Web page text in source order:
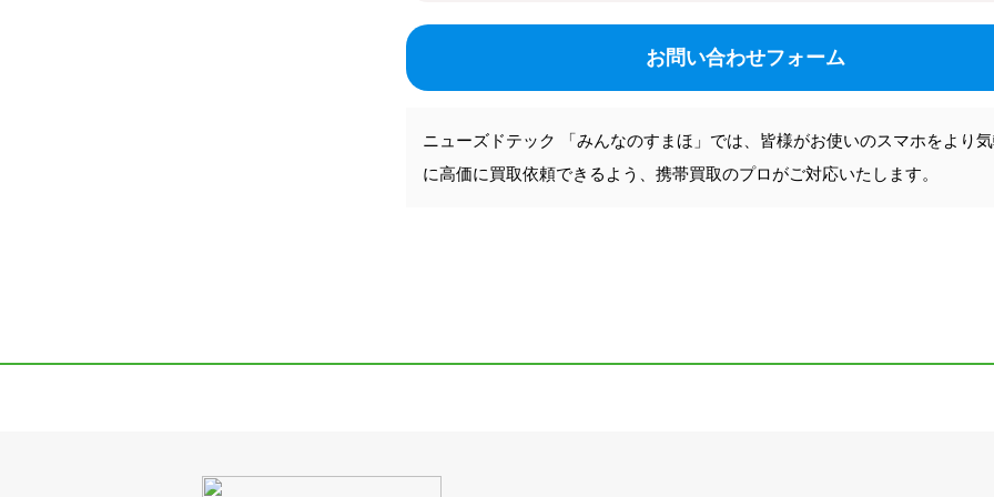
お問い合わせフォーム
ニューズドテック 「みんなのすまほ」では、皆様がお使いのスマホをより
に高価に買取依頼できるよう、携帯買取のプロがご対応いたします。